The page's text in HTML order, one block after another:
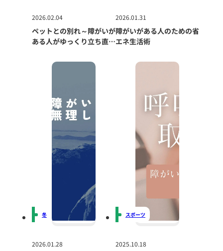
2026.02.04
ペットとの別れ～障がいが
ある人がゆっくり立ち直る
2026.01.31
障がいがある人のための省
エネ生活術
2026.01.28
冬
2025.10.18
スポーツ